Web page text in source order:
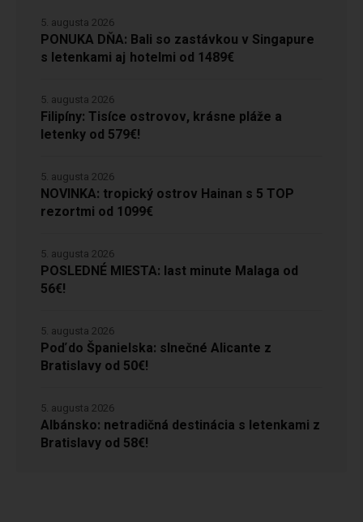
PONUKA DŇA: Bali so zastávkou v Singapure
s letenkami aj hotelmi od 1489€
5. augusta 2026
Filipíny: Tisíce ostrovov, krásne pláže a
letenky od 579€!
5. augusta 2026
NOVINKA: tropický ostrov Hainan s 5 TOP
rezortmi od 1099€
5. augusta 2026
POSLEDNÉ MIESTA: last minute Malaga od
56€!
5. augusta 2026
Poď do Španielska: slnečné Alicante z
Bratislavy od 50€!
5. augusta 2026
Albánsko: netradičná destinácia s letenkami z
Bratislavy od 58€!
5. augusta 2026